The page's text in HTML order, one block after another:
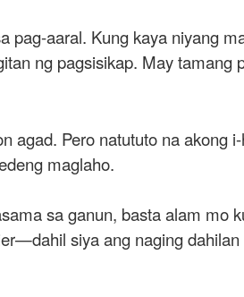
aaral. Kung kaya niyang
ng pagsisikap. May tamang
agad. Pero natututo na akong
maglaho.
sa ganun, basta alam mo
siya ang naging